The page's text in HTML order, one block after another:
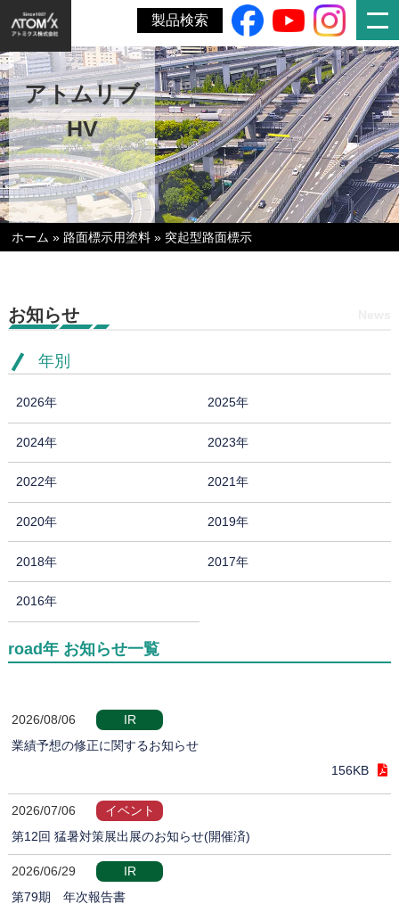
製品検索
アトムリブ
HV
ホーム » 路面標示用塗料 » 突起型路面標示
お知らせ
年別
2026年 2025年
2024年 2023年
2022年 2021年
2020年 2019年
2018年 2017年
2016年
road年 お知らせ一覧
2026/08/06
IR
業績予想の修正に関するお知らせ
156KB
2026/07/06
イベント
第12回 猛暑対策展出展のお知らせ(開催済)
2026/06/29
IR
第79期 年次報告書